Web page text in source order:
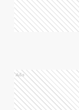
Ads